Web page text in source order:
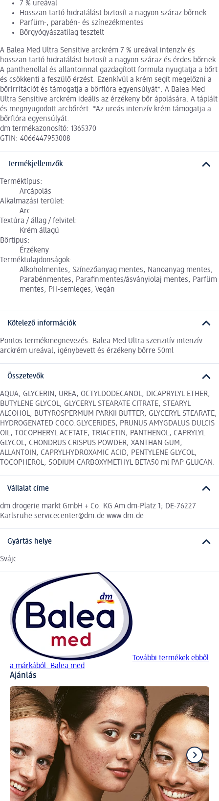
7 % ureával
Hosszan tartó hidratálást biztosít a nagyon száraz bőrnek
Parfüm-, parabén- és színezékmentes
Bőrgyógyászatilag tesztelt
A Balea Med Ultra Sensitive arckrém 7 % ureával intenzív és
hosszan tartó hidratálást biztosít a nagyon száraz és érdes bőrnek.
A panthenollal és allantoinnal gazdagított formula nyugtatja a bőrt
és csökkenti a feszülő érzést. Ezenkívül a krém segít megelőzni a
bőrirritációt és támogatja a bőrflóra egyensúlyát*. A Balea Med
Ultra Sensitive arckrém ideális az érzékeny bőr ápolására. A táplált
és megnyugodott arcbőrért. *Az ureás intenzív krém támogatja a
bőrflóra egyensúlyát.
dm termékazonosító: 1365370
GTIN: 4066447953008
Termékjellemzők
Terméktípus:
Arcápolás
Alkalmazási terület:
Arc
Textúra / állag / felvitel:
Krém állagú
Bőrtípus:
Érzékeny
Terméktulajdonságok:
Alkoholmentes, Színezőanyag mentes, Nanoanyag mentes,
Parabénmentes, Parafinmentes/ásványiolaj mentes, Parfüm
mentes, PH-semleges, Vegán
Kötelező információk
Pontos termékmegnevezés: Balea Med Ultra szenzitív intenzív
arckrém ureával, igénybevett és érzékeny bőrre 50ml
Összetevők
AQUA, GLYCERIN, UREA, OCTYLDODECANOL, DICAPRYLYL ETHER,
BUTYLENE GLYCOL, GLYCERYL STEARATE CITRATE, STEARYL
ALCOHOL, BUTYROSPERMUM PARKII BUTTER, GLYCERYL STEARATE,
HYDROGENATED COCO.GLYCERIDES, PRUNUS AMYGDALUS DULCIS
OIL, TOCOPHERYL ACETATE, TRIACETIN, PANTHENOL, CAPRYLYL
GLYCOL, CHONDRUS CRISPUS POWDER, XANTHAN GUM,
ALLANTOIN, CAPRYLHYDROXAMIC ACID, PENTYLENE GLYCOL,
TOCOPHEROL, SODIUM CARBOXYMETHYL BETA50 ml PAP GLUCAN.
Vállalat címe
dm drogerie markt GmbH + Co. KG Am dm-Platz 1; DE-76227
Karlsruhe servicecenter@dm.de www.dm.de
Gyártás helye
Svájc
További termékek ebből
a márkából: Balea med
Ajánlás